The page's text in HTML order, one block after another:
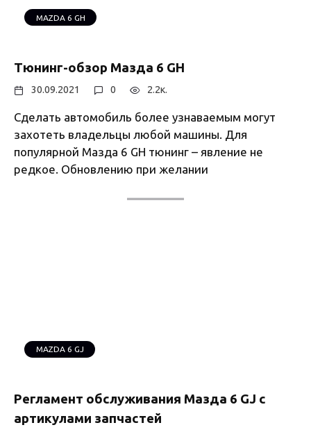
MAZDA 6 GH
Тюнинг-обзор Мазда 6 GH
30.09.2021 0 2.2к.
Сделать автомобиль более узнаваемым могут
захотеть владельцы любой машины. Для
популярной Мазда 6 GH тюнинг – явление не
редкое. Обновлению при желании
MAZDA 6 GJ
Регламент обслуживания Мазда 6 GJ с
артикулами запчастей